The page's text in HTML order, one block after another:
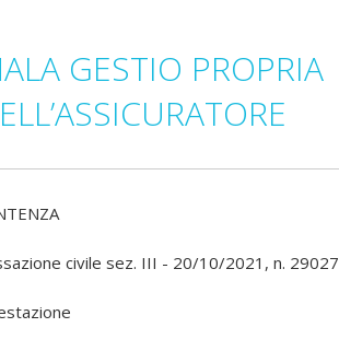
GESTIO PROPRIA
civile sez. III - 20/10/2021, n. 29027